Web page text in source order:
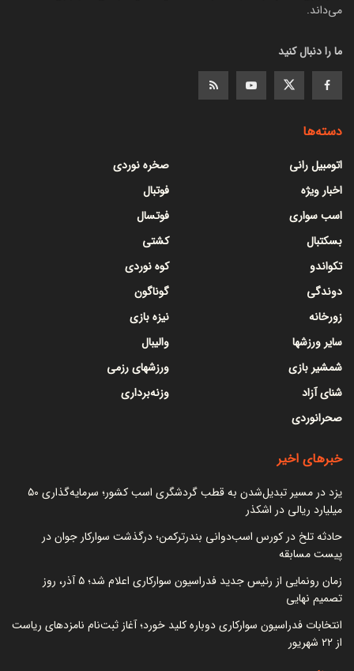
می‌داند.
ما را دنبال کنید
دسته‌ها
اتومبیل رانی
اخبار ویژه
اسب سواری
بسکتبال
تکواندو
دوندگی
زورخانه
سایر ورزشها
شمشیر بازی
شنای آزاد
صحرانوردی
صخره نوردی
فوتبال
فوتسال
کشتی
کوه نوردی
گوناگون
نیزه بازی
والیبال
ورزشهای رزمی
وزنه‌برداری
خبرهای اخیر
یزد در مسیر تبدیل‌شدن به قطب گردشگری اسب کشور؛ سرمایه‌گذاری ۵۰
میلیارد ریالی در اشکذر
حادثه تلخ در کورس اسب‌دوانی بندرترکمن؛ درگذشت سوارکار جوان در
پیست مسابقه
زمان رونمایی از رئیس جدید فدراسیون سوارکاری اعلام شد؛ ۵ آذر، روز
تصمیم نهایی
انتخابات فدراسیون سوارکاری دوباره کلید خورد؛ آغاز ثبت‌نام نامزدهای ریاست
از ۲۲ شهریور